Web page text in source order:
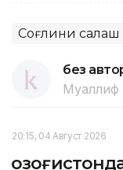
Соғлиқни сақлаш
без
Муаллиф
20:15, 04 Август 2026